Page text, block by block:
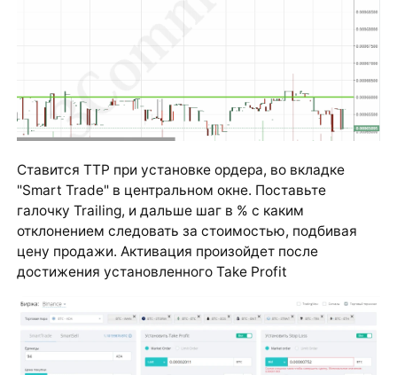
Ставится TTP при установке ордера, во вкладке
"Smart Trade" в центральном окне. Поставьте
галочку Trailing, и дальше шаг в % с каким
отклонением следовать за стоимостью, подбивая
цену продажи. Активация произойдет после
достижения установленного Take Profit